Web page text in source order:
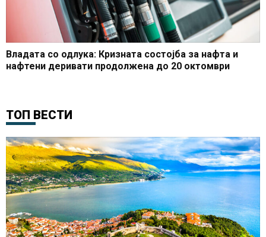
Владата со одлука: Кризната состојба за нафта и
нафтени деривати продолжена до 20 октомври
ТОП ВЕСТИ